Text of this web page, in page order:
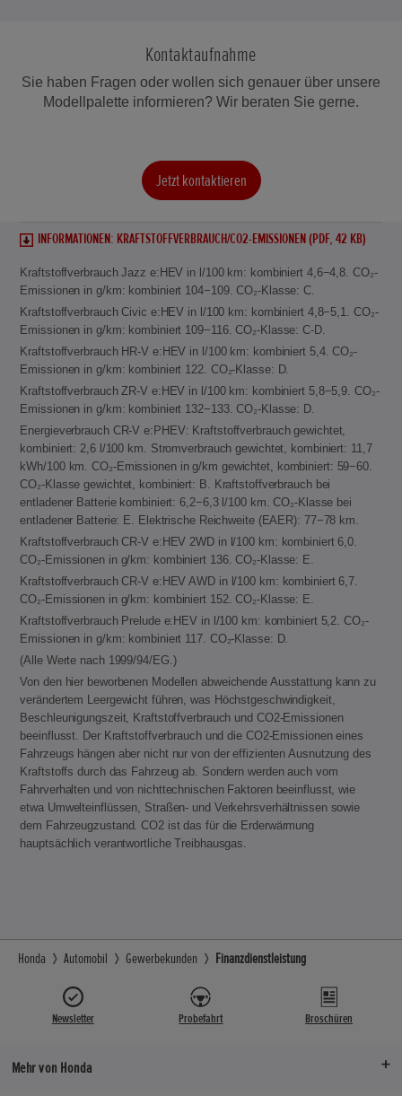
Kontaktaufnahme
Sie haben Fragen oder wollen sich genauer über unsere
Modellpalette informieren? Wir beraten Sie gerne.
Jetzt kontaktieren
INFORMATIONEN: KRAFTSTOFFVERBRAUCH/CO2-EMISSIONEN (PDF, 42 KB)
Kraftstoffverbrauch Jazz e:HEV in l/100 km: kombiniert 4,6−4,8. CO₂-
Emissionen in g/km: kombiniert 104−109. CO₂-Klasse: C.
Kraftstoffverbrauch Civic e:HEV in l/100 km: kombiniert 4,8−5,1. CO₂-
Emissionen in g/km: kombiniert 109−116. CO₂-Klasse: C-D.
Kraftstoffverbrauch HR-V e:HEV in l/100 km: kombiniert 5,4. CO₂-
Emissionen in g/km: kombiniert 122. CO₂-Klasse: D.
Kraftstoffverbrauch ZR-V e:HEV in l/100 km: kombiniert 5,8−5,9. CO₂-
Emissionen in g/km: kombiniert 132−133. CO₂-Klasse: D.
Energieverbrauch CR-V e:PHEV: Kraftstoffverbrauch gewichtet,
kombiniert: 2,6 l/100 km. Stromverbrauch gewichtet, kombiniert: 11,7
kWh/100 km. CO₂-Emissionen in g/km gewichtet, kombiniert: 59−60.
CO₂-Klasse gewichtet, kombiniert: B. Kraftstoffverbrauch bei
entladener Batterie kombiniert: 6,2−6,3 l/100 km. CO₂-Klasse bei
entladener Batterie: E. Elektrische Reichweite (EAER): 77−78 km.
Kraftstoffverbrauch CR-V e:HEV 2WD in l/100 km: kombiniert 6,0.
CO₂-Emissionen in g/km: kombiniert 136. CO₂-Klasse: E.
Kraftstoffverbrauch CR-V e:HEV AWD in l/100 km: kombiniert 6,7.
CO₂-Emissionen in g/km: kombiniert 152. CO₂-Klasse: E.
Kraftstoffverbrauch Prelude e:HEV in l/100 km: kombiniert 5,2. CO₂-
Emissionen in g/km: kombiniert 117. CO₂-Klasse: D.
(Alle Werte nach 1999/94/EG.)
Von den hier beworbenen Modellen abweichende Ausstattung kann zu
verändertem Leergewicht führen, was Höchstgeschwindigkeit,
Beschleunigungszeit, Kraftstoffverbrauch und CO2-Emissionen
beeinflusst. Der Kraftstoffverbrauch und die CO2-Emissionen eines
Fahrzeugs hängen aber nicht nur von der effizienten Ausnutzung des
Kraftstoffs durch das Fahrzeug ab. Sondern werden auch vom
Fahrverhalten und von nichttechnischen Faktoren beeinflusst, wie
etwa Umwelteinflüssen, Straßen- und Verkehrsverhältnissen sowie
dem Fahrzeugzustand. CO2 ist das für die Erderwärmung
hauptsächlich verantwortliche Treibhausgas.
Honda Automobil Gewerbekunden Finanzdienstleistung
Newsletter Probefahrt Broschüren
Mehr von Honda